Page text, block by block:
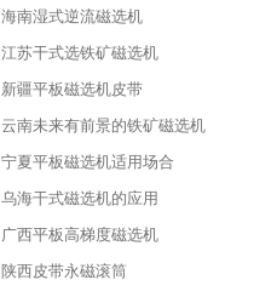
海南湿式逆流磁选机
江苏干式选铁矿磁选机
新疆平板磁选机皮带
云南未来有前景的铁矿磁选机
宁夏平板磁选机适用场合
乌海干式磁选机的应用
广西平板高梯度磁选机
陕西皮带永磁滚筒